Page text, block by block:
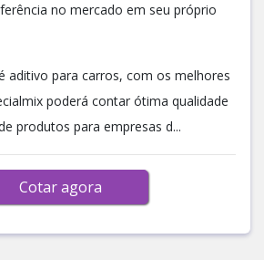
no mercado em seu próprio
aditivo para carros, com os melhores
poderá contar ótima qualidade
produtos para empresas d...
Cotar agora